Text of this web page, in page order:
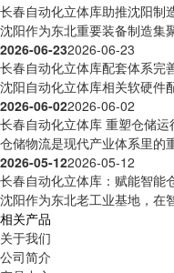
长春自动化立体库助推沈阳制
沈阳作为东北重要装备制造集
2026-06-232026-06-23
长春自动化立体库配套体系完
沈阳自动化立体库相关软硬件
2026-06-022026-06-02
长春自动化立体库 重塑仓储运
仓储物流是现代产业体系里的
2026-05-122026-05-12
长春自动化立体库：赋能智能
沈阳作为东北老工业基地，在
相关产品
关于我们
公司简介